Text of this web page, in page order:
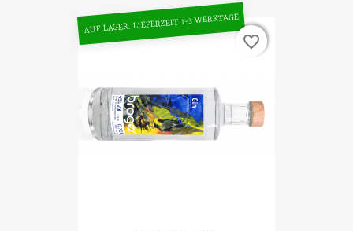
AUF LAGER. LIEFERZEIT 1-3 WERKTAGE
favorite_border
favorite_border